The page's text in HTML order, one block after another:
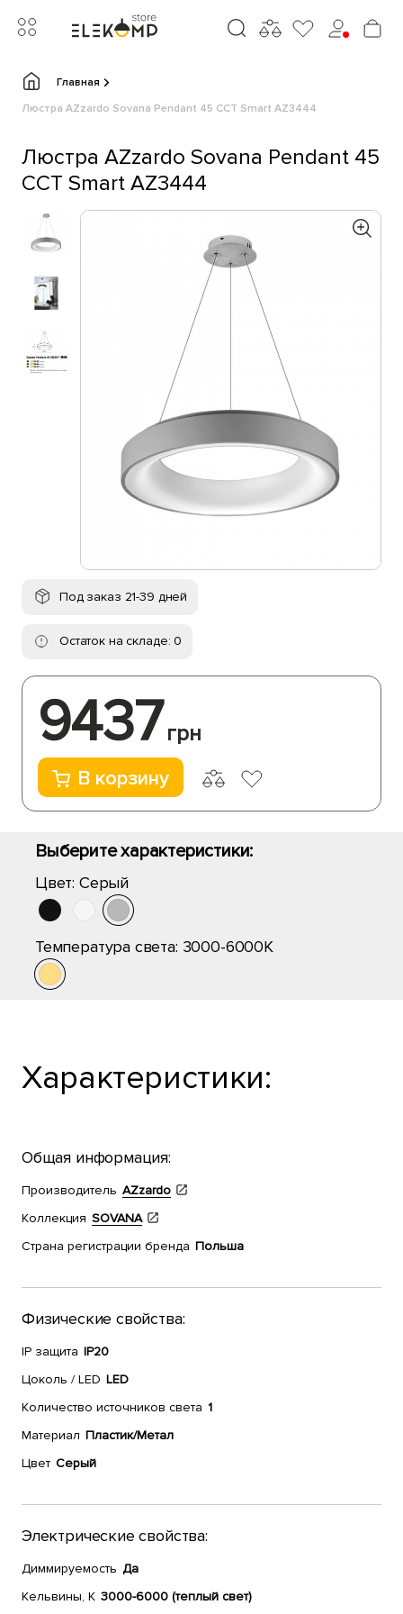
Главная
Люстра AZzardo Sovana Pendant 45 CCT Smart AZ3444
Люстра AZzardo Sovana Pendant 45
CCT Smart AZ3444
Под заказ 21-39 дней
Остаток на складе: 0
9437грн
В корзину
Выберите характеристики:
Цвет: Серый
Температура света: 3000-6000K
Характеристики:
Общая информация:
Производитель AZzardo
Коллекция SOVANA
Страна регистрации бренда Польша
Физические свойства:
IP защита IP20
Цоколь / LED LED
Количество источников света 1
Материал Пластик/Метал
Цвет Серый
Электрические свойства:
Диммируемость Да
Кельвины, К 3000-6000 (теплый свет)